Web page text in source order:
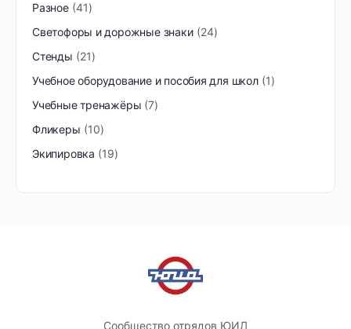
Разное 41
Светофоры и дорожные знаки
24
Стенды
21
Учебное оборудование и пособия для школ 1
Учебные тренажёры 7
Фликеры
10
Экипировка
19
Сообщество отрядов ЮИД